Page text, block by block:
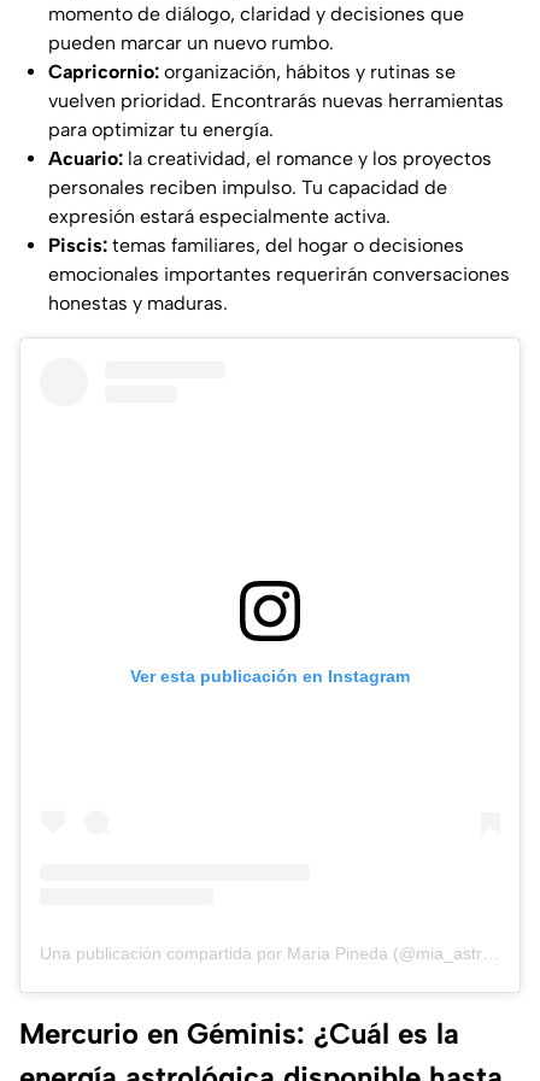
momento de diálogo, claridad y decisiones que
pueden marcar un nuevo rumbo.
Capricornio: organización, hábitos y rutinas se
vuelven prioridad. Encontrarás nuevas herramientas
para optimizar tu energía.
Acuario: la creatividad, el romance y los proyectos
personales reciben impulso. Tu capacidad de
expresión estará especialmente activa.
Piscis: temas familiares, del hogar o decisiones
emocionales importantes requerirán conversaciones
honestas y maduras.
Ver esta publicación en Instagram
Mercurio en Géminis: ¿Cuál es la